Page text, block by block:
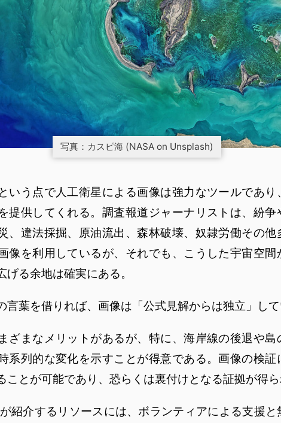
写真：カスピ海 (NASA on Unsplash)
いう点で人工衛星による画像は強力なツールであり
提供してくれる。調査報道ジャーナリストは、紛争
、違法採掘、原油流出、森林破壊、奴隷労働その他
像を利用しているが、それでも、こうした宇宙空間
げる余地は確実にある。
葉を借りれば、画像は「公式見解からは独立」して
ざまなメリットがあるが、特に、海岸線の後退や島
系列的な変化を示すことが得意である。画像の検証
ことが可能であり、恐らくは裏付けとなる証拠が得ら
紹介するリソースには、ボランティアによる支援と